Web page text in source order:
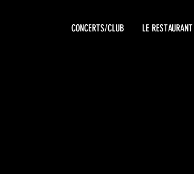
CONCERTS/CLUB LE RESTAURANT